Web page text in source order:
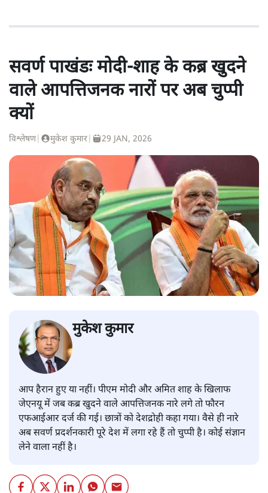
सवर्ण पाखंडः मोदी-शाह के कब्र खुदने
वाले आपत्तिजनक नारों पर अब चुप्पी
क्यों
विश्लेषण| मुकेश कुमार 29 JAN, 2026
मुकेश कुमार
आप हैरान हुए या नहीं। पीएम मोदी और अमित शाह के खिलाफ
जेएनयू में जब कब्र खुदने वाले आपत्तिजनक नारे लगे तो फौरन
एफआईआर दर्ज की गई। छात्रों को देशद्रोही कहा गया। वैसे ही नारे
अब सवर्ण प्रदर्शनकारी पूरे देश में लगा रहे हैं तो चुप्पी है। कोई संज्ञान
लेने वाला नहीं है।